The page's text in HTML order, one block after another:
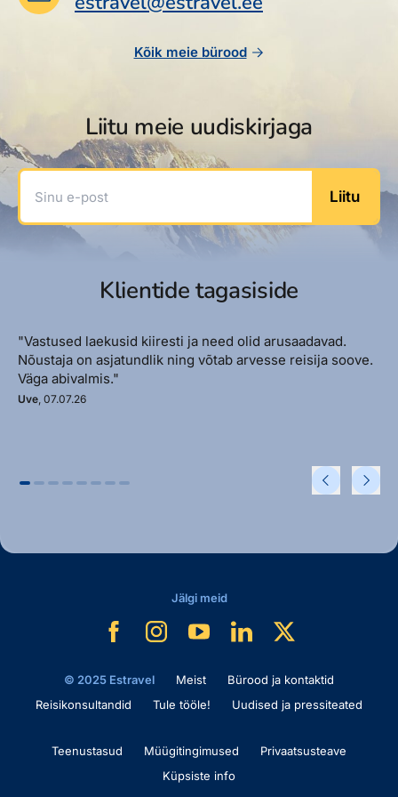
Reisitarvete e-pood
Kuldkaart
Platinum Club
Boonuspunktid
Meist
Kontaktid
Reisikonsultandi teenus
Tule tööle
Uudised
Kõik meie bürood
Liitu meie uudiskirjaga
Sinu e-post
Liitu
Klientide tagasiside
"Vastused laekusid kiiresti ja need olid arusaadavad.
Nõustaja on asjatundlik ning võtab arvesse reisija soove.
Väga abivalmis."
Uve, 07.07.26
© 2025 Estravel Meist
Bürood ja kontaktid
Reisikonsultandid
Tule tööle! Uudised ja pressiteated
Teenustasud Müügitingimused
Privaatsusteave
Küpsiste info
Jälgi meid